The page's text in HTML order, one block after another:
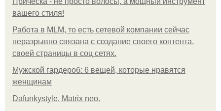
вашего стиля!
Работа в MLM, то есть сетевой компании сейчас
неразрывно связана с создание своего контента,
своей страницы в соц сетях.
Мужской гардероб: 6 вещей, которые нравятся
женщинам
Dafunkystyle. Matrix neo.